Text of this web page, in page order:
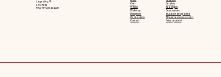
Lage Weg 7A
2470 Retie
BTW BE0811.494.872
Over
Winkel
Webshop
Designers
Cadeaubon
Contact
Betalen
Bezorgen
Retourneren
BILLIEver-programma
Algemene voorwaarden
Privacy beleid